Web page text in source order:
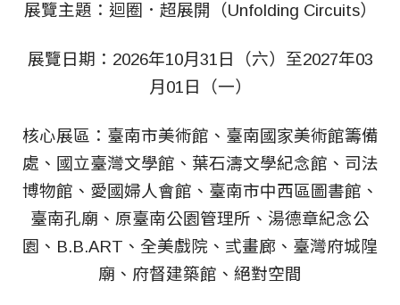
展覽主題：迴圈．超展開（Unfolding Circuits）
展覽日期：2026年10月31日（六）至2027年03
月01日（一）
核心展區：臺南市美術館、臺南國家美術館籌備
處、國立臺灣文學館、葉石濤文學紀念館、司法
博物館、愛國婦人會館、臺南市中西區圖書館、
臺南孔廟、原臺南公園管理所、湯德章紀念公
園、B.B.ART、全美戲院、弎畫廊、臺灣府城隍
廟、府督建築館、絕對空間